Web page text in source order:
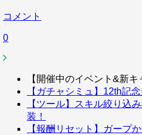
コメント
0
【開催中のイベント&新キ
【ガチャシミュ】12th記
【ツール】スキル絞り込
装！
【報酬リセット】ガープ